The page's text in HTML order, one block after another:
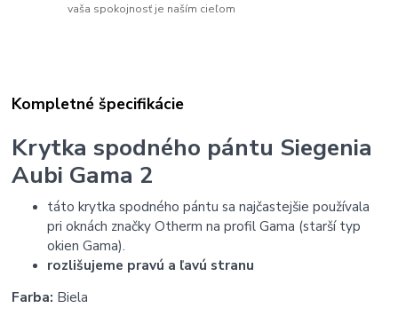
vaša spokojnosť je naším cieľom
Kompletné špecifikácie
Krytka spodného pántu Siegenia
Aubi Gama 2
táto krytka spodného pántu sa najčastejšie používala
pri oknách značky Otherm na profil Gama (starší typ
okien Gama).
rozlišujeme pravú a ľavú stranu
Farba: Biela